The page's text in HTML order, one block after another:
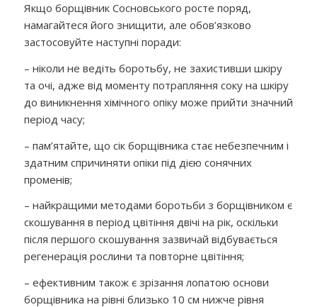
Якщо борщівник Сосновського росте поряд,
намагайтеся його знищити, але обов’язково
застосовуйте наступні поради:
– ніколи не ведіть боротьбу, не захистивши шкіру
та очі, адже від моменту потрапляння соку на шкіру
до виникнення хімічного опіку може прийти значний
період часу;
– пам’ятайте, що сік борщівника стає небезпечним і
здатним спричиняти опіки під дією сонячних
променів;
– найкращими методами боротьби з борщівником є
скошування в період цвітіння двічі на рік, оскільки
після першого скошування зазвичай відбувається
регенерація рослини та повторне цвітіння;
– ефективним також є зрізання лопатою основи
борщівника на рівні близько 10 см нижче рівня